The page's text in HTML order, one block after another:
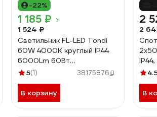
-22%
1 185 ₽
1 524 ₽
Светильник FL-LED Tondi
60W 4000K круглый IP44
6000Lm 60Вт
450ммx35мм 612694
5(1) 38175876
В корзину
2
2
В